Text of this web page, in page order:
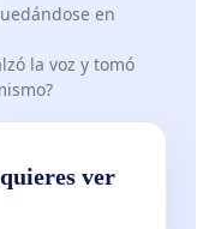
en
la voz y tomó
ver